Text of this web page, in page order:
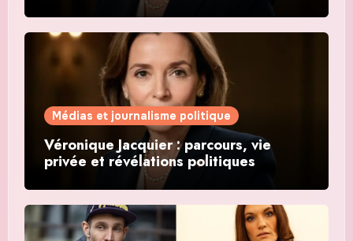
Médias et journalisme politique
Véronique Jacquier : parcours, vie
privée et révélations politiques